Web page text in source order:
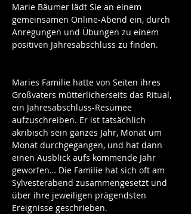
Marie Bäumer lädt Sie an einem
gemeinsamen Online-Abend ein, durch
Anregungen und Übungen zu einem
positiven Jahresabschluss zu finden.
Maries Familie hatte von Seiten ihres
Großvaters mütterlicherseits das Ritual,
ein Jahresabschluss-Resümee
aufzuschreiben. Er ist tatsächlich
akribisch sein ganzes Jahr, Monat um
Monat durchgegangen, und hat dann
einen Ausblick aufs kommende Jahr
geworfen… Die Familie hat sich oft am
Sylvesterabend zusammengesetzt und
über ihre jeweiligen prägendsten
Ereignisse geschrieben.